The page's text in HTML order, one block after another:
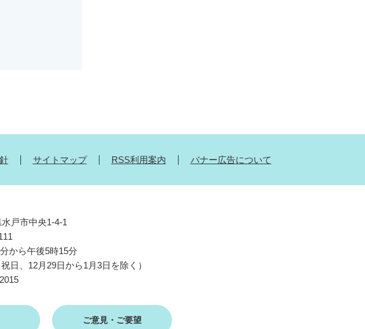
サイトマップ RSS利用案内 バナー広告について
戸市中央1-4-1
から午後5時15分
日、12月29日から1月3日を除く）
ご意見・ご要望